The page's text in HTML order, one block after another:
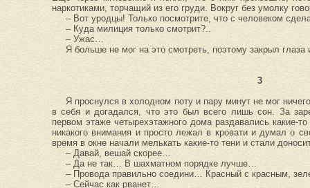
наркотиками, торчащий из его груди. Вокруг без умолку
– Вот уродцы! Только посмотрите, что с человеком
– Куда милиция только смотрит?..
– Ужас…
Я больше не мог на это смотреть, поэтому закрыл
3
Я проснулся в холодном поту и пару минут не мог
в себя и догадался, что это был всего лишь сон. За
первом этаже четырехэтажного дома раздавались какие-
никакого внимания и просто лежал в кровати и думал о
время в окне начали мелькать какие-то тени и стали
– Давай, вешай скорее…
– Да не так… В шахматном порядке лучше…
– Провода правильно соедини… Красный с красным,
– Сейчас как рванет…